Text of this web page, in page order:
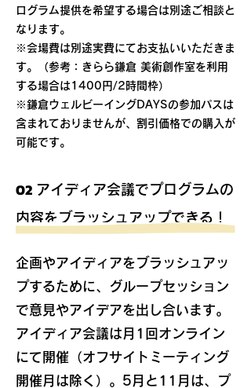
ログラム提供を希望する場合は別途ご相談と
なります。
※会場費は別途実費にてお支払いいただきま
す。（参考：きらら鎌倉 美術創作室を利用
する場合は1400円/2時間枠）
※鎌倉ウェルビーイングDAYSの参加パスは
含まれておりませんが、割引価格での購入が
可能です。
02 アイディア会議でプログラムの
内容をブラッシュアップできる！
企画やアイディアをブラッシュアッ
プするために、グループセッション
で意見やアイデアを出し合います。
アイディア会議は月1回オンライン
にて開催（オフサイトミーティング
開催月は除く）。 5月と11月は、プ